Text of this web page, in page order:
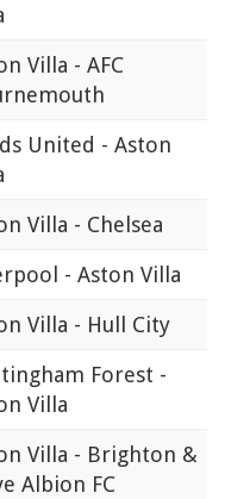
Villa - AFC
United - Aston
Villa - Chelsea
- Aston Villa
Villa - Hull City
Forest -
Villa
Villa - Brighton &
Albion FC